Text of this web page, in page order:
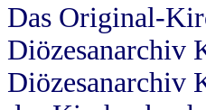
Das Original-
Diözesanarchiv
Diözesanarchiv